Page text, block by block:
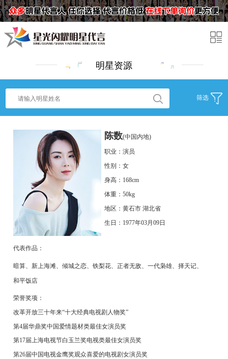
明星资源
筛选
陈数(中国内地)
职业：演员
性别：女
身高：168cm
体重：50kg
地区：黄石市 湖北省
生日：1977年03月09日
代表作品：
暗算、新上海滩、倾城之恋、铁梨花、正者无敌、一代枭雄、择天记、
和平饭店
荣誉奖项：
改革开放三十年来“十大经典电视剧人物奖”
第4届华鼎奖中国爱情题材类最佳女演员奖
第17届上海电视节白玉兰奖电视类最佳女演员奖
第26届中国电视金鹰奖观众喜爱的电视剧女演员奖